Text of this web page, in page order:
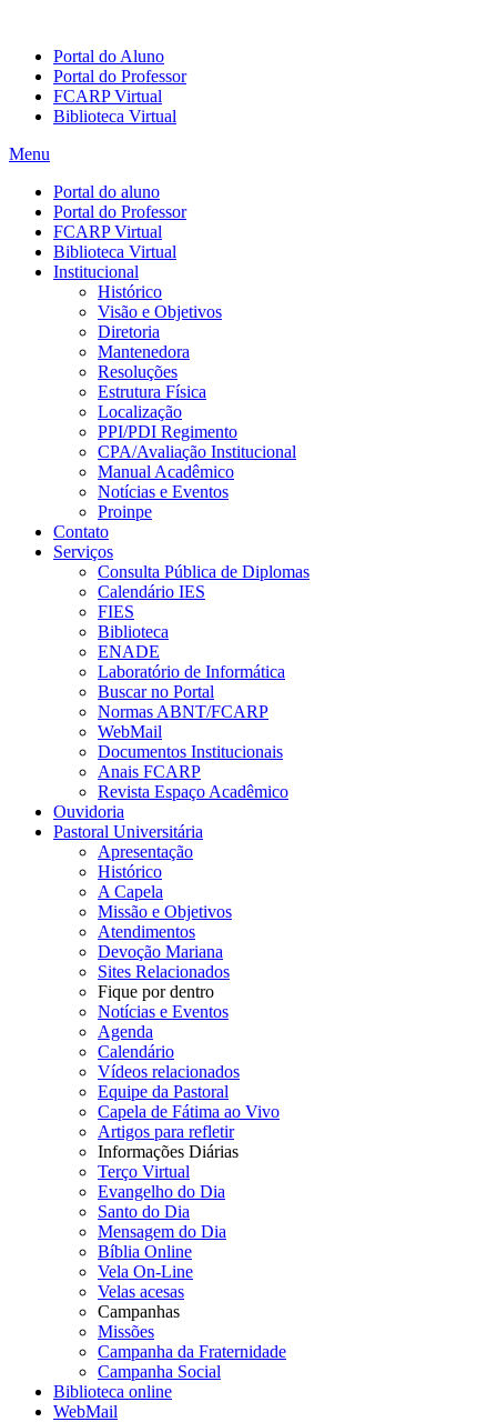
Portal do Aluno
Portal do Professor
FCARP Virtual
Biblioteca Virtual
Menu
Portal do aluno
Portal do Professor
FCARP Virtual
Biblioteca Virtual
Institucional
Histórico
Visão e Objetivos
Diretoria
Mantenedora
Resoluções
Estrutura Física
Localização
PPI/PDI Regimento
CPA/Avaliação Institucional
Manual Acadêmico
Notícias e Eventos
Proinpe
Contato
Serviços
Consulta Pública de Diplomas
Calendário IES
FIES
Biblioteca
ENADE
Laboratório de Informática
Buscar no Portal
Normas ABNT/FCARP
WebMail
Documentos Institucionais
Anais FCARP
Revista Espaço Acadêmico
Ouvidoria
Pastoral Universitária
Apresentação
Histórico
A Capela
Missão e Objetivos
Atendimentos
Devoção Mariana
Sites Relacionados
Fique por dentro
Notícias e Eventos
Agenda
Calendário
Vídeos relacionados
Equipe da Pastoral
Capela de Fátima ao Vivo
Artigos para refletir
Informações Diárias
Terço Virtual
Evangelho do Dia
Santo do Dia
Mensagem do Dia
Bíblia Online
Vela On-Line
Velas acesas
Campanhas
Missões
Campanha da Fraternidade
Campanha Social
Biblioteca online
WebMail